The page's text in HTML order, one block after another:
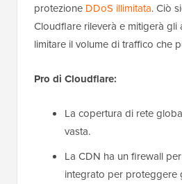
protezione DDoS illimitata. Ciò
Cloudflare rileverà e mitigerà gli
limitare il volume di traffico che
Pro di Cloudflare:
La copertura di rete
vasta.
La CDN ha un firewall
integrato per proteggere